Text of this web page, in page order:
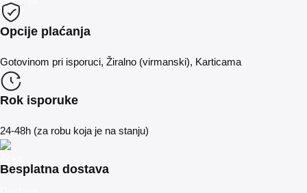
Opcije plaćanja
Gotovinom pri isporuci, Žiralno (virmanski), Karticama
Rok isporuke
24-48h (za robu koja je na stanju)
Besplatna dostava